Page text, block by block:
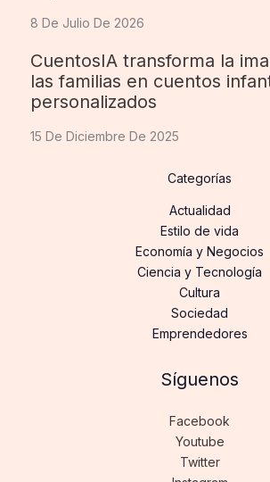
8 De Julio De 2026
CuentosIA transforma la
las familias en cuentos
personalizados
15 De Diciembre De 2025
Categorías
Actualidad
Estilo de vida
Economía y Negocios
Ciencia y Tecnología
Cultura
Sociedad
Emprendedores
Síguenos
Facebook
Youtube
Twitter